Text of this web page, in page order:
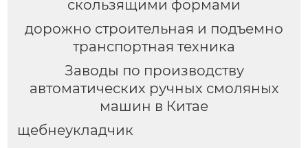
скользящими формами
дорожно строительная и подъемно
транспортная техника
Заводы по производству
автоматических ручных смоляных
машин в Китае
щебнеукладчик